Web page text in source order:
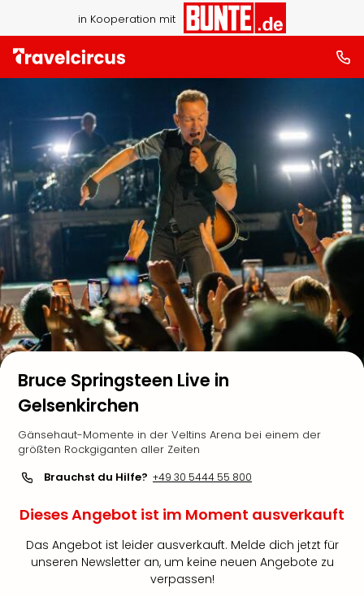
in Kooperation mit
Bruce Springsteen Live in
Gelsenkirchen
Gänsehaut-Momente in der Veltins Arena bei einem der
größten Rockgiganten aller Zeiten
Brauchst du Hilfe? +49 30 5444 55 800
Dieses Angebot ist im Moment ausverkauft
Das Angebot ist leider ausverkauft. Melde dich jetzt für
unseren Newsletter an, um keine neuen Angebote zu
verpassen!